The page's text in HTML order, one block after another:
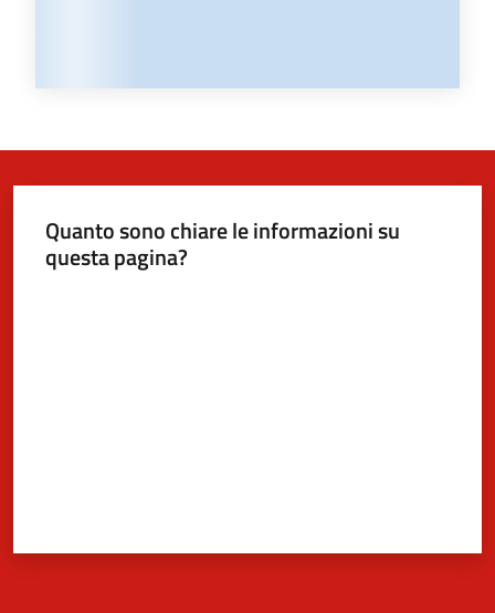
Quanto sono chiare le informazioni su
questa pagina?